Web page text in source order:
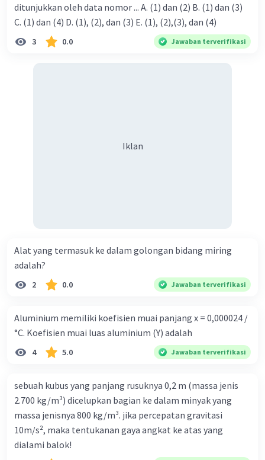
ditunjukkan oleh data nomor ... A. (1) dan (2) B. (1) dan (3)
C. (1) dan (4) D. (1), (2), dan (3) E. (1), (2),(3), dan (4)
3 0.0 Jawaban terverifikasi
Iklan
Alat yang termasuk ke dalam golongan bidang miring
adalah?
2 0.0 Jawaban terverifikasi
Aluminium memiliki koefisien muai panjang x = 0,000024 /
°C. Koefisien muai luas aluminium (Y) adalah
4 5.0 Jawaban terverifikasi
sebuah kubus yang panjang rusuknya 0,2 m (massa jenis
2.700 kg/m³) dicelupkan bagian ke dalam minyak yang
massa jenisnya 800 kg/m³. jika percepatan gravitasi
10m/s², maka tentukanan gaya angkat ke atas yang
dialami balok!